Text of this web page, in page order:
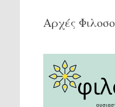
contentΑρχές